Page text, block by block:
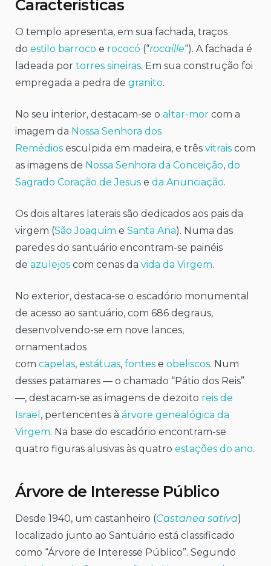
Características
O templo apresenta, em sua fachada, traços
do estilo barroco e rococó (“rocaille“). A fachada é
ladeada por torres sineiras. Em sua construção foi
empregada a pedra de granito.
No seu interior, destacam-se o altar-mor com a
imagem da Nossa Senhora dos
Remédios esculpida em madeira, e três vitrais com
as imagens de Nossa Senhora da Conceição, do
Sagrado Coração de Jesus e da Anunciação.
Os dois altares laterais são dedicados aos pais da
virgem (São Joaquim e Santa Ana). Numa das
paredes do santuário encontram-se painéis
de azulejos com cenas da vida da Virgem.
No exterior, destaca-se o escadório monumental
de acesso ao santuário, com 686 degraus,
desenvolvendo-se em nove lances,
ornamentados
com capelas, estátuas, fontes e obeliscos. Num
desses patamares — o chamado “Pátio dos Reis”
—, destacam-se as imagens de dezoito reis de
Israel , pertencentes à árvore genealógica da
Virgem. Na base do escadório encontram-se
quatro figuras alusivas às quatro estações do ano.
Árvore de Interesse Público
Desde 1940, um castanheiro (Castanea sativa)
localizado junto ao Santuário está classificado
como “Árvore de Interesse Público”. Segundo